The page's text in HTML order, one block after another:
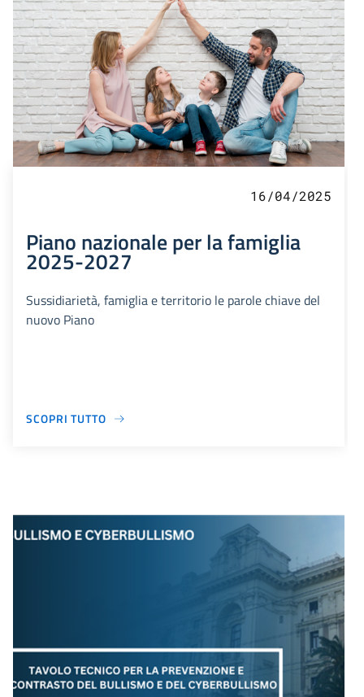
16/04/2025
Piano nazionale per la famiglia
2025-2027
Sussidiarietà, famiglia e territorio le parole chiave del
nuovo Piano
SCOPRI TUTTO